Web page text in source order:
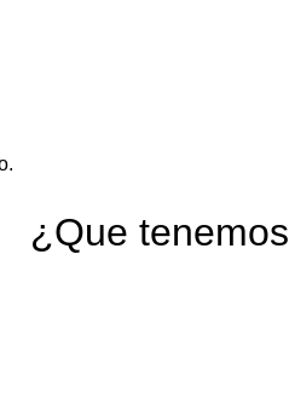
¿Que tenemos